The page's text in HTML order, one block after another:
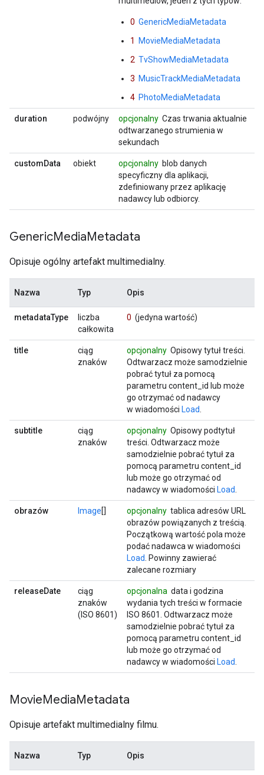
0 GenericMediaMetadata
1
MovieMediaMetadata
2 TvShowMediaMetadata
3 MusicTrackMediaMetadata
4 PhotoMediaMetadata
duration podwójny opcjonalny Czas trwania aktualnie
odtwarzanego strumienia w
sekundach
customData obiekt opcjonalny blob danych
specyficzny dla aplikacji,
zdefiniowany przez aplikację
nadawcy lub odbiorcy.
GenericMediaMetadata
Opisuje ogólny artefakt multimedialny.
Nazwa Typ Opis
metadataType
liczba
całkowita
0 (jedyna wartość)
title
ciąg
znaków
opcjonalny Opisowy tytuł treści.
Odtwarzacz może samodzielnie
pobrać tytuł za pomocą
parametru content_id lub może
go otrzymać od nadawcy
w wiadomości Load
subtitle
ciąg
znaków
opcjonalny Opisowy podtytuł
treści. Odtwarzacz może
samodzielnie pobrać tytuł za
pomocą parametru content_id
lub może go otrzymać od
nadawcy w wiadomości Load
obrazów Image[] opcjonalny tablica adresów URL
obrazów powiązanych z treścią.
Początkową wartość pola może
podać nadawca w wiadomości
Load
. Powinny zawierać
zalecane rozmiary
releaseDate
ciąg
znaków
(ISO 8601)
opcjonalna data i godzina
wydania tych treści w formacie
ISO 8601. Odtwarzacz może
samodzielnie pobrać tytuł za
pomocą parametru content_id
lub może go otrzymać od
nadawcy w wiadomości Load
MovieMediaMetadata
Opisuje artefakt multimedialny filmu.
Nazwa Typ Opis